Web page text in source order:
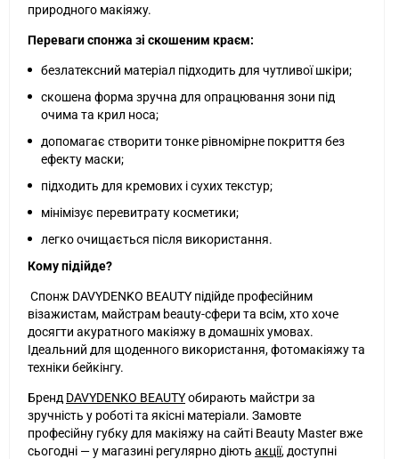
природного макіяжу.
Переваги спонжа зі скошеним краєм:
безлатексний матеріал підходить для чутливої шкіри;
скошена форма зручна для опрацювання зони під
очима та крил носа;
допомагає створити тонке рівномірне покриття без
ефекту маски;
підходить для кремових і сухих текстур;
мінімізує перевитрату косметики;
легко очищається після використання.
Кому підійде?
Спонж DAVYDENKO BEAUTY підійде професійним
візажистам, майстрам beauty-сфери та всім, хто хоче
досягти акуратного макіяжу в домашніх умовах.
Ідеальний для щоденного використання, фотомакіяжу та
техніки бейкінгу.
Бренд DAVYDENKO BEAUTYобирають майстри за
зручність у роботі та якісні матеріали. Замовте
професійну губку для макіяжу на сайті Beauty Master вже
сьогодні — у магазині регулярно діють акції, доступні